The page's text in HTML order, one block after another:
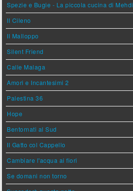
Spezie e Bugie - La piccola cucina di Mehdi
Il Cileno
Il Malloppo
Silent Friend
Calle Malaga
Amori e Incantesimi 2
Palestina 36
Hope
Bentornati al Sud
Il Gatto col Cappello
Cambiare l'acqua ai fiori
Se domani non torno